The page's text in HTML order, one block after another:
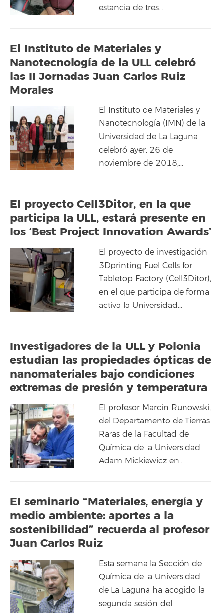
estancia de tres…
El Instituto de Materiales y
Nanotecnología de la ULL celebró
las II Jornadas Juan Carlos Ruiz
Morales
El Instituto de Materiales y
Nanotecnología (IMN) de la
Universidad de La Laguna
celebró ayer, 26 de
noviembre de 2018,…
El proyecto Cell3Ditor, en la que
participa la ULL, estará presente en
los ‘Best Project Innovation Awards’
El proyecto de investigación
3Dprinting Fuel Cells for
Tabletop Factory (Cell3Ditor),
en el que participa de forma
activa la Universidad…
Investigadores de la ULL y Polonia
estudian las propiedades ópticas de
nanomateriales bajo condiciones
extremas de presión y temperatura
El profesor Marcin Runowski,
del Departamento de Tierras
Raras de la Facultad de
Química de la Universidad
Adam Mickiewicz en…
El seminario “Materiales, energía y
medio ambiente: aportes a la
sostenibilidad” recuerda al profesor
Juan Carlos Ruiz
Esta semana la Sección de
Química de la Universidad
de La Laguna ha acogido la
segunda sesión del